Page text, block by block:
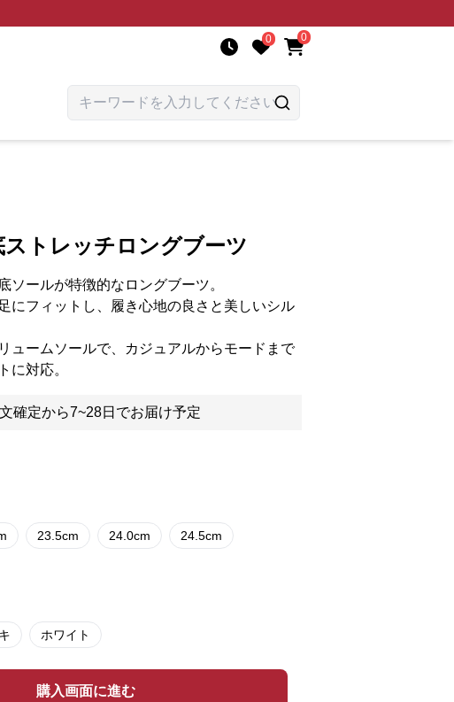
0 0
ストレッチロングブーツ
ソールが特徴的なロングブーツ。
にフィットし、履き心地の良さと美しいシル
ュームソールで、カジュアルからモードまで
に対応。
確定から7~28日でお届け予定
23.5cm 24.0cm 24.5cm
ホワイト
購入画面に進む